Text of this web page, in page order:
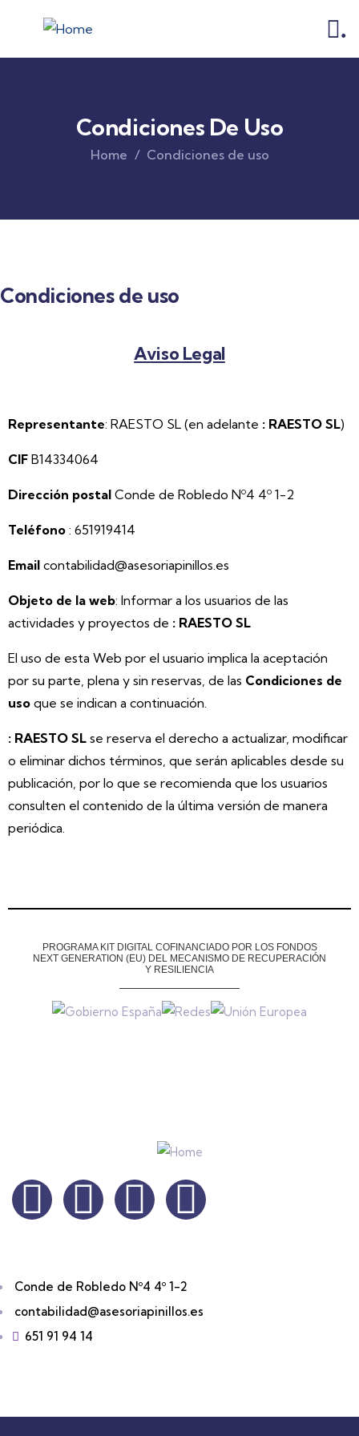
.
Condiciones De Uso
Home Condiciones de uso
Condiciones de uso
Aviso Legal
Representante: RAESTO SL (en adelante : RAESTO SL)
CIF B14334064
Dirección postal Conde de Robledo Nº4 4º 1-2
Teléfono : 651919414
Email contabilidad@asesoriapinillos.es
Objeto de la web: Informar a los usuarios de las
actividades y proyectos de : RAESTO SL
El uso de esta Web por el usuario implica la aceptación
por su parte, plena y sin reservas, de las Condiciones de
uso que se indican a continuación.
: RAESTO SL se reserva el derecho a actualizar, modificar
o eliminar dichos términos, que serán aplicables desde su
publicación, por lo que se recomienda que los usuarios
consulten el contenido de la última versión de manera
periódica.
PROGRAMA KIT DIGITAL COFINANCIADO POR LOS FONDOS
NEXT GENERATION (EU) DEL MECANISMO DE RECUPERACIÓN
Y RESILIENCIA
Conde de Robledo Nº4 4º 1-2
contabilidad@asesoriapinillos.es
651 91 94 14